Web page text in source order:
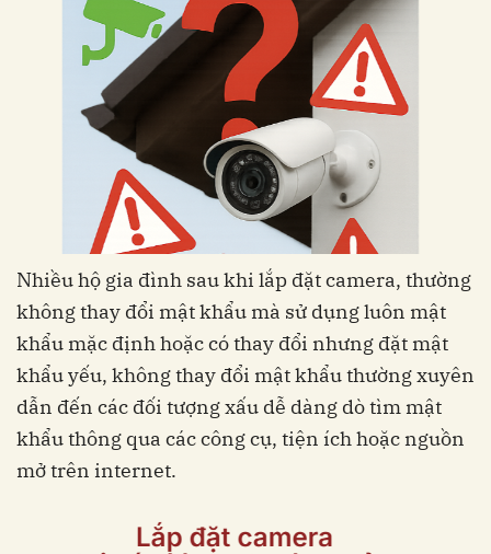
Nhiều hộ gia đình sau khi lắp đặt camera, thường
không thay đổi mật khẩu mà sử dụng luôn mật
khẩu mặc định hoặc có thay đổi nhưng đặt mật
khẩu yếu, không thay đổi mật khẩu thường xuyên
dẫn đến các đối tượng xấu dễ dàng dò tìm mật
khẩu thông qua các công cụ, tiện ích hoặc nguồn
mở trên internet.